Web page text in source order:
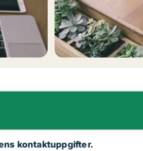
kontaktuppgifter.